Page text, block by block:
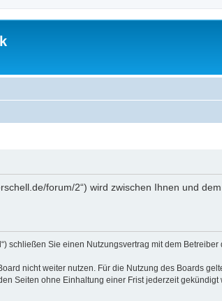
forum/2“) wird zwischen Ihnen und
schließen Sie einen Nutzungsvertrag mit dem
nicht weiter nutzen. Für die Nutzung des Boards
Seiten ohne Einhaltung einer Frist jederzeit gekündigt